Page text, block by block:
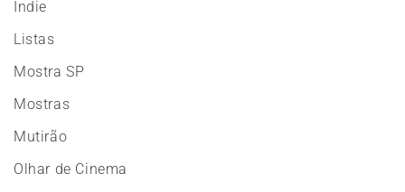
Indie
Listas
Mostra SP
Mostras
Mutirão
Olhar de Cinema